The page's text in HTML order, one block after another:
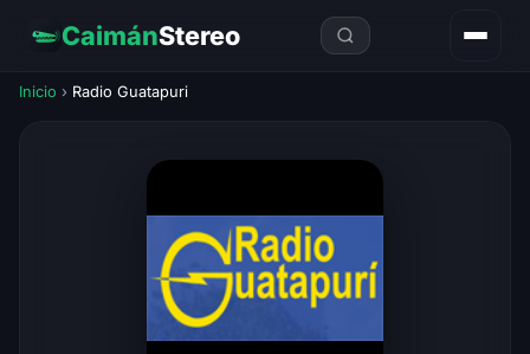
CaimánStereo
Inicio › Radio Guatapuri